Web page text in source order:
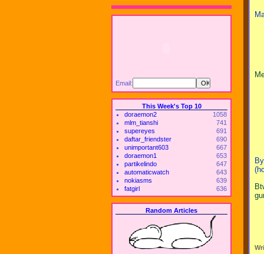
Email:
This Week's Top 10
doraemon2
1058
mlm_tianshi
741
supereyes
691
daftar_friendster
690
unimportant603
667
doraemon1
653
partikelindo
647
automaticwatch
643
nokiasms
639
fatgirl
636
Random Articles